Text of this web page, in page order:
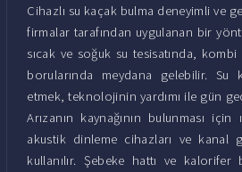
Cihazlı su kaçak bulma deneyimli ve
firmalar tarafından uygulanan bir
sıcak ve soğuk su tesisatında, kombi
borularında meydana gelebilir. Su
etmek, teknolojinin yardımı ile gün
Arızanın kaynağının bulunması için
akustik dinleme cihazları ve kanal
kullanılır. Şebeke hattı ve kalorifer